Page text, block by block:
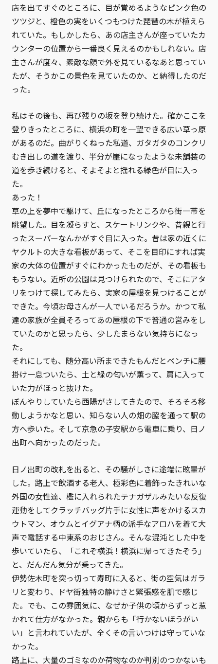
店を出てすぐのところに、目が覚めるようなピンク色の
ツツジと、橙色の実をいくつもつけた琵琶の木が植えら
れていた。もしかしたら、あの店主さんが座っていたカ
ウンターの位置から一番良く見えるのかもしれない。店
主さんが度々、素敵な顔で外を見ているなあと思ってい
たが、そうかこの景色を見ていたのか、と納得したのだ
った。
私はその後も、再び残りの坂を登り続けた。確かここを
登りきったところに、横浜の町を一望できる広い草っ原
があるのだ。曲がりくねった私道、ガタガタのコンクリ
むき出しの道を渡り、半分が崖になったような未舗装の
道を歩き続けると、そよそよと揺れる緑色が目に入っ
た。
あった！
草の上を夢中で駆けて、丘になったところから街一帯を
眺望した。目を凝らすと、スケートリンクや、昔親と行
ったスーパーなんかがすぐ目に入った。昔は家の近くに
ヤクルトの大きな看板があって、そこを目印にすれば実
家の大体の位置がすぐにわかったものだが、その看板も
もうない。近所の公園は見つけられたので、そこにアタ
リをつけて探してみたら、実家の屋根を見つけることが
できた。今頃お母さんが一人でいるだろうか。かつて私
達の家族が全員そろってあの屋根の下で普通の営みをし
ていたのかと思ったら、少したまらない気持ちになっ
た。
それにしても、随分高い所まできたもんだとベンチに腰
掛け一息ついたら、土と緑の匂いが薫って、肩に入って
いた力がほっと抜けた。
ぼんやりしていたら西陽がさしてきたので、そろそろ移
動しようかなと思い、知らない人の畑の脇を通って駅の
方へ歩いた。そして京急の子安駅から電車に乗り、日ノ
出町へ向かったのだった。
日ノ出町の改札を出ると、その騒がしさに途端に眩暈が
した。路上で飲酒する老人、極彩色に着飾ったきれいな
外国の女性達、檻に入れられたテナガザルみたいな反復
運動をしてクラッチバッグ片手に女性に声をかけるスカ
ウトマン、オウムとイグアナ柄の派手なアロハを着て大
声で電話する中東系のおじさん。そんな混沌とした中を
歩いていたら、「これぞ横浜！横浜に帰ってきたぞう」
と、だんだん気分が乗ってきた。
伊勢佐木町を突っ切って寿町に入ると、街の空気はガラ
リと変わり、ドヤ街独特の静けさと緊張感を肌で感じ
た。でも、この雰囲気に、なぜか子供の頃からずっと惹
かれて仕方がなかった。親からも「行かないほうがい
い」と言われていたが、全くその言いつけは守っていな
かった。
路上に、大量のゴミなのか荷物なのか判別のつかないも